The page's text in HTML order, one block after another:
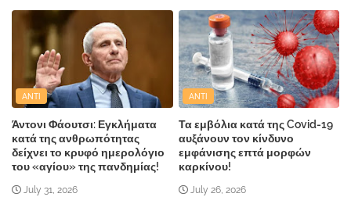
ANTI
Άντονι Φάουτσι: Εγκλήματα
κατά της ανθρωπότητας
δείχνει το κρυφό ημερολόγιο
του «αγίου» της πανδημίας!
July 31, 2026
ANTI
Τα εμβόλια κατά της Covid-19
αυξάνουν τον κίνδυνο
εμφάνισης επτά μορφών
καρκίνου!
July 26, 2026